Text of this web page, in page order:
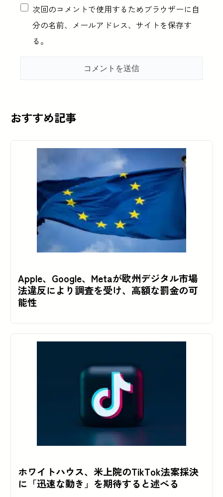
次回のコメントで使用するためブラウザーに自
分の名前、メールアドレス、サイトを保存す
る。
おすすめ記事
Apple、Google、Metaが欧州デジタル市場
法違反により調査を受け、高額な罰金の可
能性
ホワイトハウス、米上院のTikTok法案採決
に「迅速な動き」を期待すると述べる